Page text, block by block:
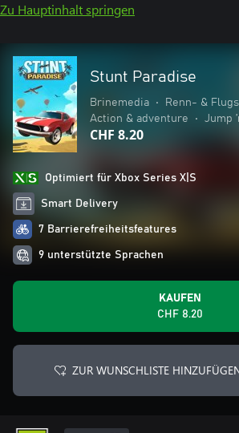
Zu Hauptinhalt springen
Stunt Paradise
Brinemedia • Renn- &
Action & adventure
• Jump
CHF 8.20
Optimiert für Xbox Series X|S
Smart Delivery
7 Barrierefreiheitsfeatures
9 unterstützte Sprachen
KAUFEN
CHF 8.20
ZUR WUNSCHLISTE